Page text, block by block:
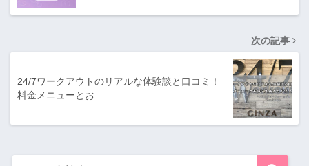
次の記事
24/7ワークアウトのリアルな体験談と口コミ！
料金メニューとお…